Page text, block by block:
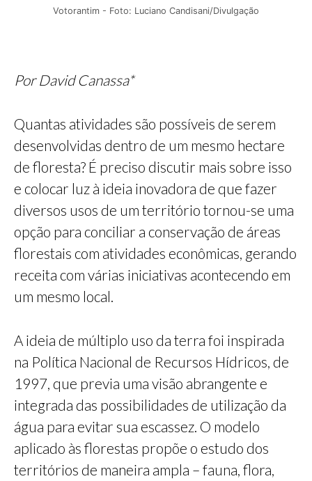
Votorantim - Foto: Luciano Candisani/Divulgação
Por David Canassa*
Quantas atividades são possíveis de serem
desenvolvidas dentro de um mesmo hectare
de floresta? É preciso discutir mais sobre isso
e colocar luz à ideia inovadora de que fazer
diversos usos de um território tornou-se uma
opção para conciliar a conservação de áreas
florestais com atividades econômicas, gerando
receita com várias iniciativas acontecendo em
um mesmo local.
A ideia de múltiplo uso da terra foi inspirada
na Política Nacional de Recursos Hídricos, de
1997, que previa uma visão abrangente e
integrada das possibilidades de utilização da
água para evitar sua escassez. O modelo
aplicado às florestas propõe o estudo dos
territórios de maneira ampla – fauna, flora,